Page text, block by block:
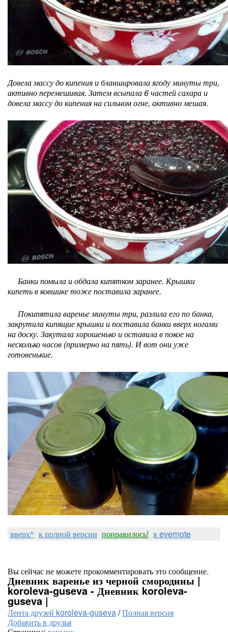
Довела массу до кипения и бланшировала ягоду минуты три,
активно перемешивая. Затем всыпала 6 частей сахара и
довела массу до кипения на сильном огне, активно мешая.
Банки помыла и обдала кипятком заранее. Крышки
кипеть в ковшике тоже поставила заранее.
Покипятила варенье минуты три, разлила его по банка,
закрутила кипящие крышки и поставила банки вверх ногами
на доску. Закутала хорошенько и оставила в покое на
несколько часов (примерно на пять). И вот они уже
готовенькие.
вверх^ к полной версии понравилось! в evernote
Вы сейчас не можете прокомментировать это сообщение.
Дневник варенье из черной смородины |
koroleva-guseva - Дневник koroleva-
guseva |
Лента друзей koroleva-guseva/Полная версия
Добавить в друзья